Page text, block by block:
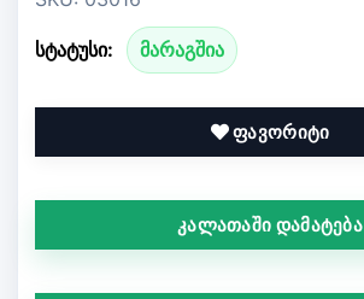
სტატუსი: მარაგშია
ფავორიტი
კალათაში დამატება